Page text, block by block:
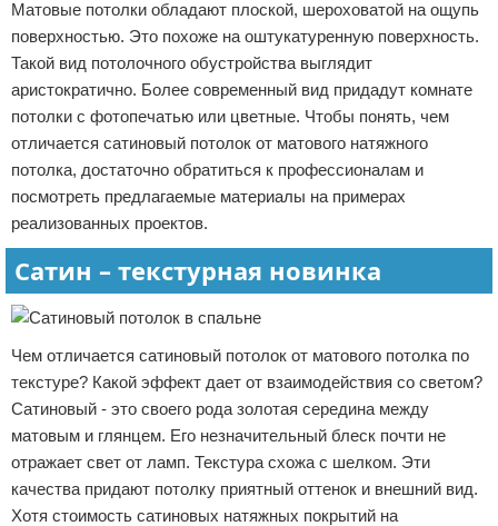
Матовые потолки обладают плоской, шероховатой на ощупь
поверхностью. Это похоже на оштукатуренную поверхность.
Такой вид потолочного обустройства выглядит
аристократично. Более современный вид придадут комнате
потолки с фотопечатью или цветные. Чтобы понять, чем
отличается сатиновый потолок от матового натяжного
потолка, достаточно обратиться к профессионалам и
посмотреть предлагаемые материалы на примерах
реализованных проектов.
Сатин – текстурная новинка
Чем отличается сатиновый потолок от матового потолка по
текстуре? Какой эффект дает от взаимодействия со светом?
Сатиновый - это своего рода золотая середина между
матовым и глянцем. Его незначительный блеск почти не
отражает свет от ламп. Текстура схожа с шелком. Эти
качества придают потолку приятный оттенок и внешний вид.
Хотя стоимость сатиновых натяжных покрытий на